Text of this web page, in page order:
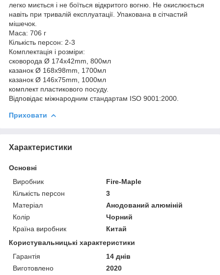
легко миється і не боїться відкритого вогню. Не окислюється
навіть при тривалій експлуатації. Упакована в сітчастий
мішечок.
Маса: 706 г
Кількість персон: 2-3
Комплектація і розміри:
сковорода Ø 174x42mm, 800мл
казанок Ø 168x98mm, 1700мл
казанок Ø 146x75mm, 1000мл
комплект пластикового посуду.
Відповідає міжнародним стандартам ISO 9001:2000.
Приховати
Характеристики
Основні
Виробник
Fire-Maple
Кількість персон
3
Матеріал
Анодований алюміній
Колір
Чорний
Країна виробник
Китай
Користувальницькі характеристики
Гарантія
14 днів
Виготовлено
2020